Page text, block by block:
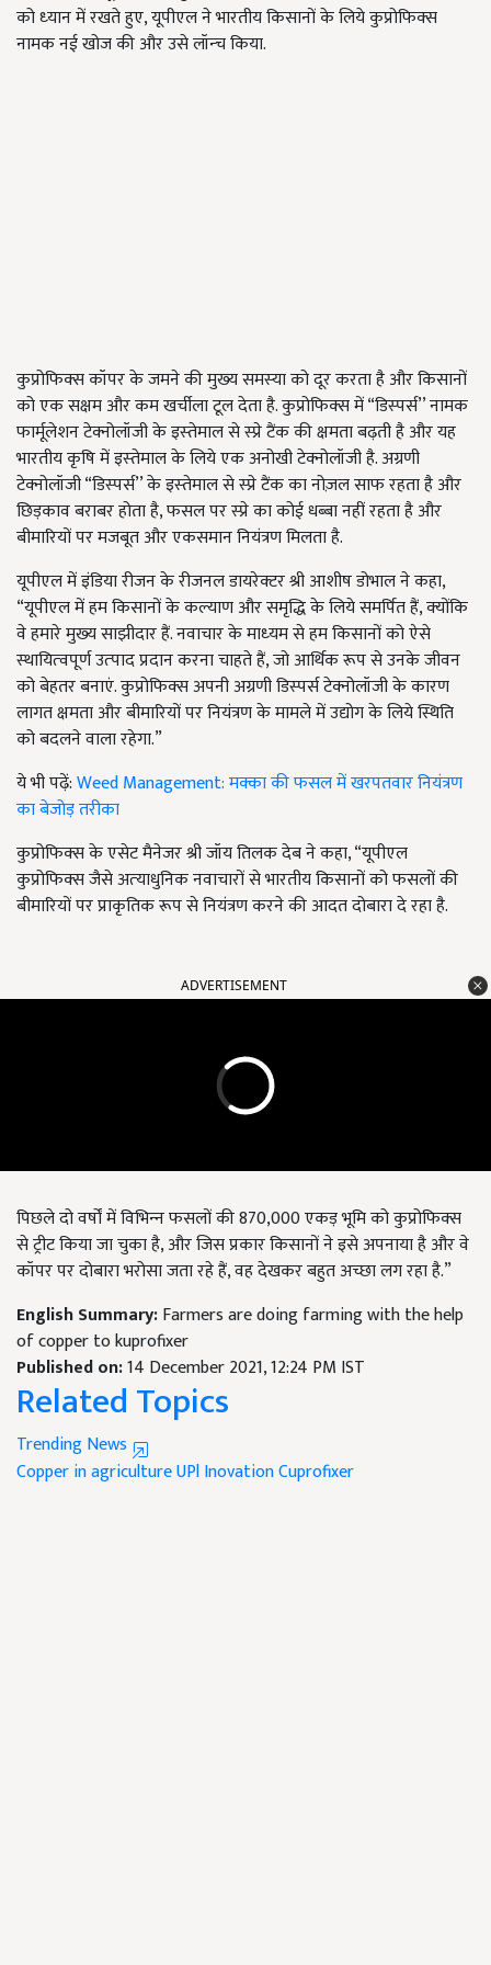
को ध्‍यान में रखते हुए, यूपीएल ने भारतीय किसानों के लिये कुप्रोफिक्‍स
नामक नई खोज की और उसे लॉन्‍च किया.
कुप्रोफिक्‍स कॉपर के जमने की मुख्‍य समस्‍या को दूर करता है और किसानों
को एक सक्षम और कम खर्चीला टूल देता है. कुप्रोफिक्‍स में “डिस्‍पर्स’’ नामक
फार्मूलेशन टेक्‍नोलॉजी के इस्‍तेमाल से स्‍प्रे टैंक की क्षमता बढ़ती है और यह
भारतीय कृषि में इस्‍तेमाल के लिये एक अनोखी टेक्‍नोलॉजी है. अग्रणी
टेक्‍नोलॉजी “डिस्‍पर्स’’ के इस्‍तेमाल से स्‍प्रे टैंक का नोज़ल साफ रहता है और
छिड़काव बराबर होता है, फसल पर स्‍प्रे का कोई धब्‍बा नहीं रहता है और
बीमारियों पर मजबूत और एकसमान नियंत्रण मिलता है.
यूपीएल में इंडिया रीजन के रीजनल डायरेक्‍टर श्री आशीष डोभाल ने कहा,
“यूपीएल में हम किसानों के कल्‍याण और समृद्धि के लिये समर्पित हैं, क्‍योंकि
वे हमारे मुख्‍य साझीदार हैं. नवाचार के माध्‍यम से हम किसानों को ऐसे
स्‍थायित्‍वपूर्ण उत्‍पाद प्रदान करना चाहते हैं, जो आर्थिक रूप से उनके जीवन
को बेहतर बनाएं. कुप्रोफिक्‍स अपनी अग्रणी डिस्‍पर्स टेक्‍नोलॉजी के कारण
लागत क्षमता और बीमारियों पर नियंत्रण के मामले में उद्योग के लिये स्थिति
को बदलने वाला रहेगा.”
ये भी पढ़ें:Weed Management: मक्का की फसल में खरपतवार नियंत्रण
का बेजोड़ तरीका
कुप्रोफिक्‍स के एसेट मैनेजर श्री जॉय तिलक देब ने कहा, “यूपीएल
कुप्रोफिक्‍स जैसे अत्‍याधुनिक नवाचारों से भारतीय किसानों को फसलों की
बीमारियों पर प्राकृतिक रूप से नियंत्रण करने की आदत‍ दोबारा दे रहा है.
ADVERTISEMENT
पिछले दो वर्षों में विभिन्‍न फसलों की 870,000 एकड़ भूमि को कुप्रोफिक्‍स
से ट्रीट किया जा चुका है, और जिस प्रकार किसानों ने इसे अपनाया है और वे
कॉपर पर दोबारा भरोसा जता रहे हैं, वह देखकर बहुत अच्‍छा लग रहा है.”
English Summary:Farmers are doing farming with the help
of copper to kuprofixer
Published on:14 December 2021, 12:24 PM IST
Related Topics
Trending News
Copper in agricultureUPl InovationCuprofixer